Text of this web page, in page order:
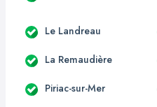
Le Landreau
La Remaudière
Piriac-sur-Mer